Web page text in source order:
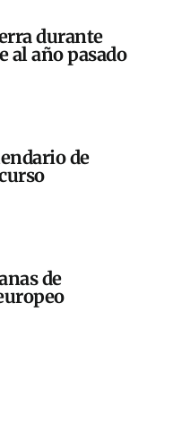
durante
al año pasado
de
de